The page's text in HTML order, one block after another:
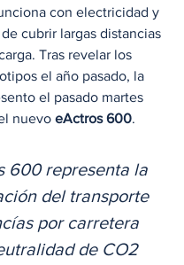
con electricidad y
cubrir largas distancias
Tras revelar los
el año pasado, la
el pasado martes
nuevo eActros 600.
600 representa la
del transporte
por carretera
de CO2